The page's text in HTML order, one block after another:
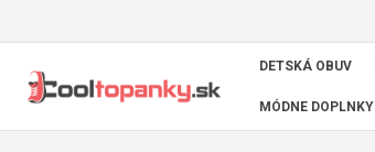
DETSKÁ OBUV
MÓDNE DOPLNKY